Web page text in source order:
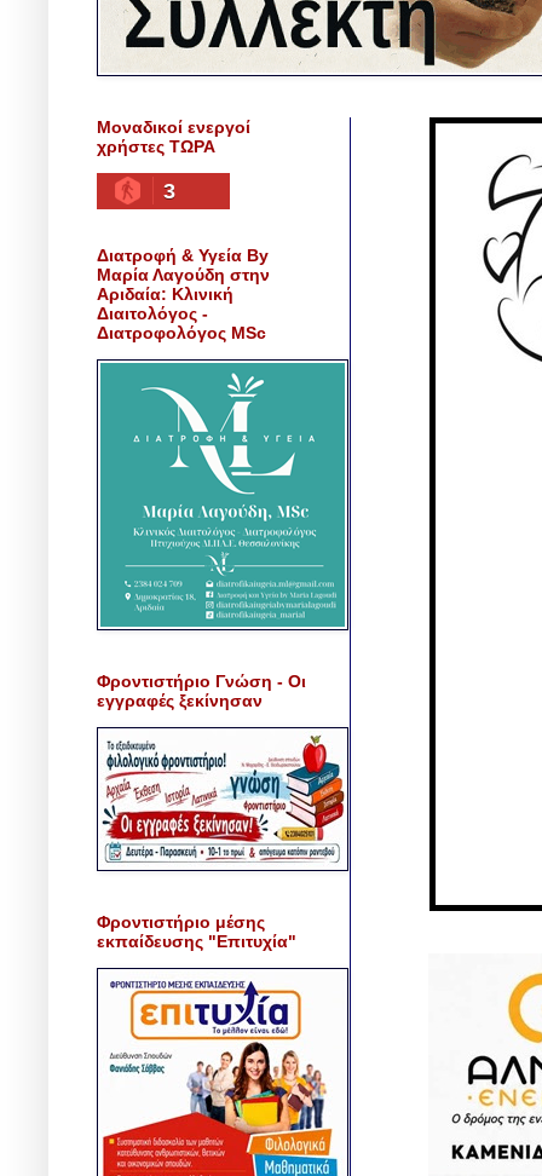
Μοναδικοί ενεργοί
χρήστες ΤΩΡΑ
3
Διατροφή & Υγεία By
Μαρία Λαγούδη στην
Αριδαία: Κλινική
Διαιτολόγος -
Διατροφολόγος MSc
Φροντιστήριο Γνώση - Οι
εγγραφές ξεκίνησαν
Φροντιστήριο μέσης
εκπαίδευσης "Επιτυχία"